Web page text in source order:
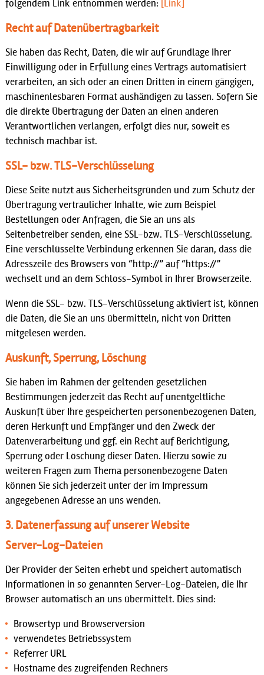
folgendem Link entnommen werden: [Link]
Recht auf Datenübertragbarkeit
Sie haben das Recht, Daten, die wir auf Grundlage Ihrer
Einwilligung oder in Erfüllung eines Vertrags automatisiert
verarbeiten, an sich oder an einen Dritten in einem gängigen,
maschinenlesbaren Format aushändigen zu lassen. Sofern Sie
die direkte Übertragung der Daten an einen anderen
Verantwortlichen verlangen, erfolgt dies nur, soweit es
technisch machbar ist.
SSL- bzw. TLS-Verschlüsselung
Diese Seite nutzt aus Sicherheitsgründen und zum Schutz der
Übertragung vertraulicher Inhalte, wie zum Beispiel
Bestellungen oder Anfragen, die Sie an uns als
Seitenbetreiber senden, eine SSL-bzw. TLS-Verschlüsselung.
Eine verschlüsselte Verbindung erkennen Sie daran, dass die
Adresszeile des Browsers von “http://” auf “https://”
wechselt und an dem Schloss-Symbol in Ihrer Browserzeile.
Wenn die SSL- bzw. TLS-Verschlüsselung aktiviert ist, können
die Daten, die Sie an uns übermitteln, nicht von Dritten
mitgelesen werden.
Auskunft, Sperrung, Löschung
Sie haben im Rahmen der geltenden gesetzlichen
Bestimmungen jederzeit das Recht auf unentgeltliche
Auskunft über Ihre gespeicherten personenbezogenen Daten,
deren Herkunft und Empfänger und den Zweck der
Datenverarbeitung und ggf. ein Recht auf Berichtigung,
Sperrung oder Löschung dieser Daten. Hierzu sowie zu
weiteren Fragen zum Thema personenbezogene Daten
können Sie sich jederzeit unter der im Impressum
angegebenen Adresse an uns wenden.
3. Datenerfassung auf unserer Website
Server-Log-Dateien
Der Provider der Seiten erhebt und speichert automatisch
Informationen in so genannten Server-Log-Dateien, die Ihr
Browser automatisch an uns übermittelt. Dies sind:
Browsertyp und Browserversion
verwendetes Betriebssystem
Referrer URL
Hostname des zugreifenden Rechners